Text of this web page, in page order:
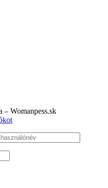
Womanpess.sk